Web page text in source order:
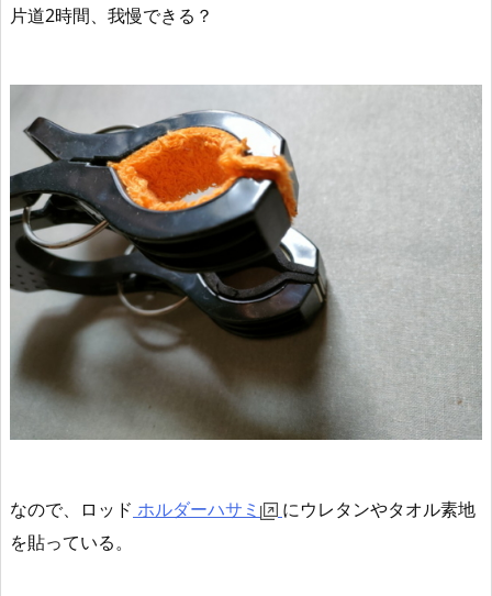
片道2時間、我慢できる？
なので、ロッド ホルダーハサミ
にウレタンやタオル素地
を貼っている。